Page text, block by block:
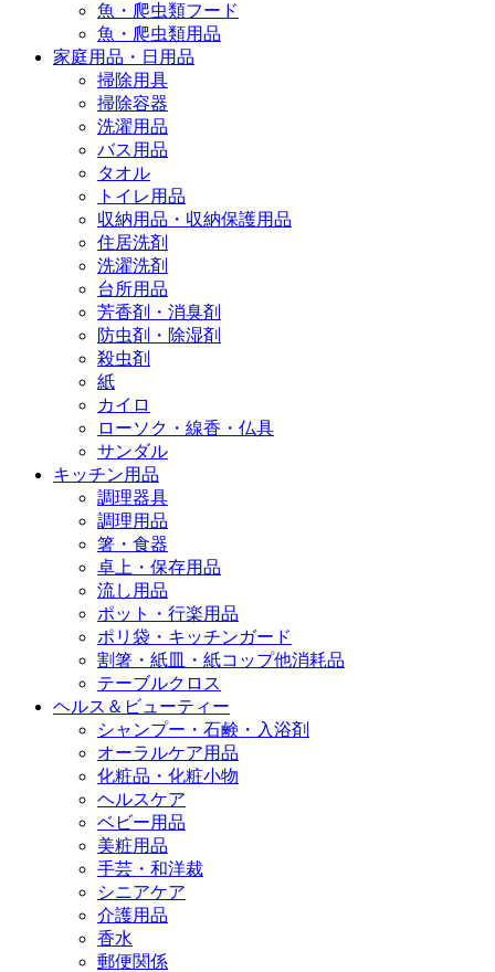
魚・爬虫類フード
魚・爬虫類用品
家庭用品・日用品
掃除用具
掃除容器
洗濯用品
バス用品
タオル
トイレ用品
収納用品・収納保護用品
住居洗剤
洗濯洗剤
台所用品
芳香剤・消臭剤
防虫剤・除湿剤
殺虫剤
紙
カイロ
ローソク・線香・仏具
サンダル
キッチン用品
調理器具
調理用品
箸・食器
卓上・保存用品
流し用品
ポット・行楽用品
ポリ袋・キッチンガード
割箸・紙皿・紙コップ他消耗品
テーブルクロス
ヘルス＆ビューティー
シャンプー・石鹸・入浴剤
オーラルケア用品
化粧品・化粧小物
ヘルスケア
ベビー用品
美粧用品
手芸・和洋裁
シニアケア
介護用品
香水
郵便関係